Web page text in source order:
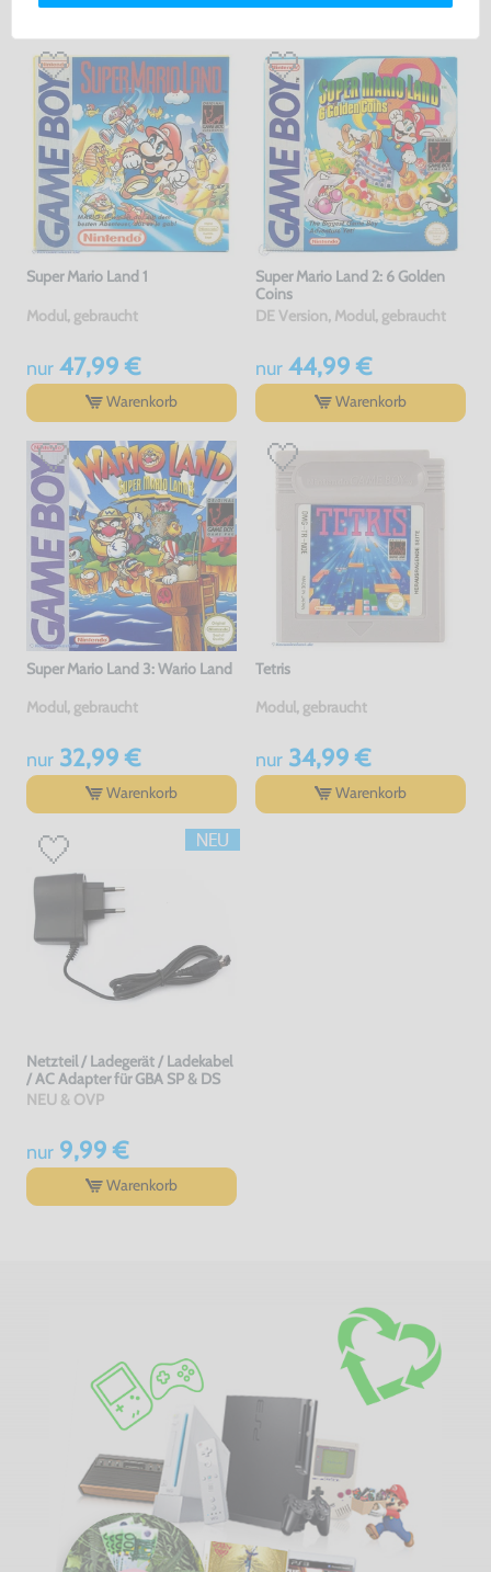
Warenkorb Warenkorb
Super Mario Land 1
Modul, gebraucht
nur47,99 €
Warenkorb
Super Mario Land 2: 6 Golden
Coins
DE Version, Modul, gebraucht
nur44,99 €
Warenkorb
Super Mario Land 3: Wario Land
Modul, gebraucht
nur32,99 €
Warenkorb
Tetris
Modul, gebraucht
nur34,99 €
Warenkorb
Netzteil / Ladegerät / Ladekabel
/ AC Adapter für GBA SP & DS
NEU & OVP
nur9,99 €
Warenkorb